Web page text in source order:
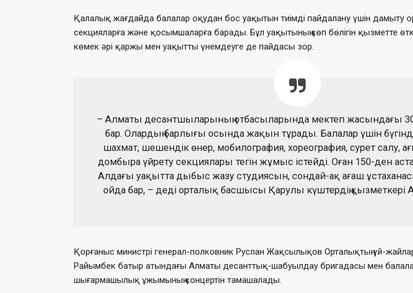
Қалалық жағдайда балалар оқудан бос уақытын тиімді пайдалану үшін дамыту
секцияларға және қосымшаларға барады. Бұл уақытының көп бөлігін қызметте
көмек әрі қаржы мен уақытты үнемдеуге де пайдасы зор.
– Алматы десантшыларының отбасыларында мектеп жасындағы
бар. Олардың барлығы осында жақын тұрады. Балалар үшін
шахмат, шешендік өнер, мобилография, хореография, сурет салу,
домбыра үйрету секциялары тегін жұмыс істейді. Оған 150-ден
Алдағы уақытта дыбыс жазу студиясын, сондай-ақ ағаш
ойда бар, – деді орталық басшысы Қарулы күштердің қызметкері
Қорғаныс министрі генерал-полковник Руслан Жақсылықов Орталықтың үй-
Райымбек батыр атындағы Алматы десанттық-шабуылдау бригадасы мен
шығармашылық ұжымының концертін тамашалады.